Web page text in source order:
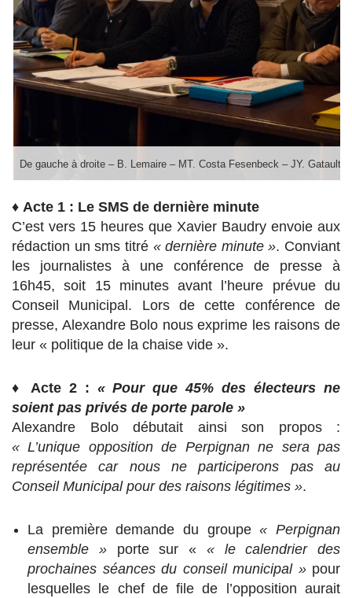
♦ Acte 1 : Le SMS de dernière minute
C’est vers 15 heures que Xavier Baudry envoie aux
rédaction un sms titré « dernière minute ». Conviant
les journalistes à une conférence de presse à
16h45, soit 15 minutes avant l’heure prévue du
Conseil Municipal. Lors de cette conférence de
presse, Alexandre Bolo nous exprime les raisons de
leur « politique de la chaise vide ».
♦ Acte 2 : « Pour que 45% des électeurs ne
soient pas privés de porte parole »
Alexandre Bolo débutait ainsi son propos :
« L’unique opposition de Perpignan ne sera pas
représentée car nous ne participerons pas au
Conseil Municipal pour des raisons légitimes ».
La première demande du groupe« Perpignan
ensemble »porte sur « « le calendrier des
prochaines séances du conseil municipal »pour
lesquelles le chef de file de l’opposition aurait